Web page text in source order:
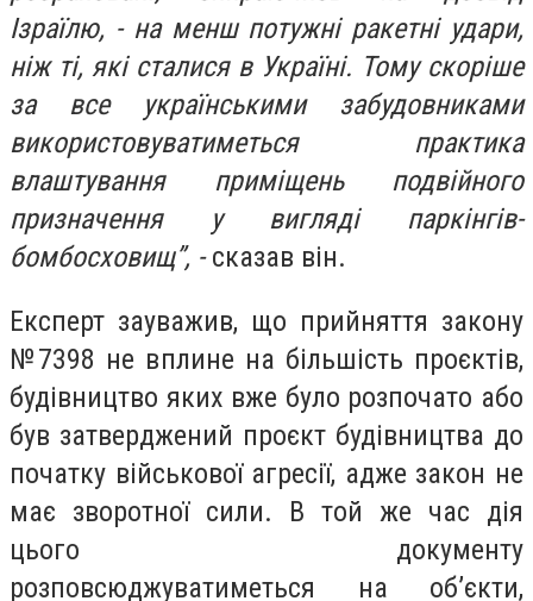
Ізраїлю, - на менш потужні ракетні удари,
ніж ті, які сталися в Україні. Тому скоріше
за все українськими забудовниками
використовуватиметься практика
влаштування приміщень подвійного
призначення у вигляді паркінгів-
бомбосховищ”, -сказав він.
Експерт зауважив, що прийняття закону
№7398 не вплине на більшість проєктів,
будівництво яких вже було розпочато або
був затверджений проєкт будівництва до
початку військової агресії, адже закон не
має зворотної сили. В той же час дія
цього документу
розповсюджуватиметься на об’єкти,